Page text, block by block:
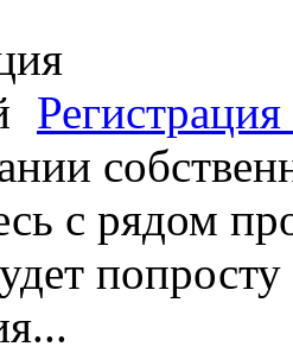
с рядом